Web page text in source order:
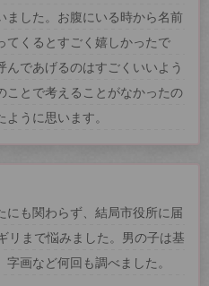
ました。お腹にいる時から名前
てくるとすごく嬉しかったで
であげるのはすごくいいよう
ことで考えることがなかったの
うに思います。
にも関わらず、結局市役所に届
リまで悩みました。男の子は基
画など何回も調べました。